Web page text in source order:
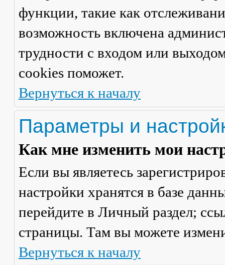
функции, такие как
возможность включена
трудности с входом или
cookies поможет.
Вернуться к началу
Параметры и
Как мне изменить мои
Если вы являетесь
настройки хранятся в базе
перейдите в Личный раздел;
страницы. Там вы можете
Вернуться к началу